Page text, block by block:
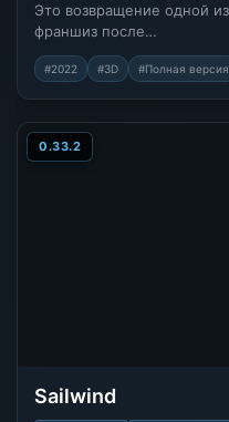
Это возвращение одной
франшиз после…
#2022 #3D #Полная версия
0.33.2
Sailwind